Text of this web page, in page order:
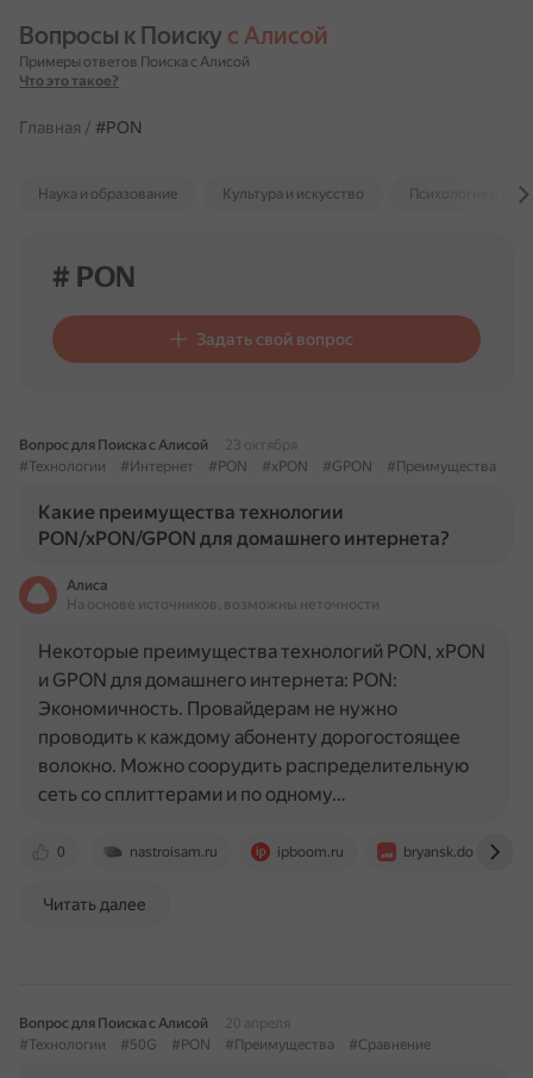
Вопросы к Поиску с Алисой
Примеры ответов Поиска с Алисой
Что это такое?
Главная / #PON
Наука и образование Культура и искусство Психология и
# PON
Задать свой вопрос
Вопрос для Поиска с Алисой
23 октября
#Технологии
#Интернет #PON #xPON #GPON #Преимущества
Какие преимущества технологии
PON/xPON/GPON для домашнего интернета?
Алиса
На основе источников, возможны неточности
0 nastroisam.ru ipboom.ru bryansk.dom.ru
Некоторые преимущества технологий PON, xPON
и GPON для домашнего интернета: PON:
Экономичность. Провайдерам не нужно
проводить к каждому абоненту дорогостоящее
волокно. Можно соорудить распределительную
сеть со сплиттерами и по одному…
Читать далее
Вопрос для Поиска с Алисой
20 апреля
#Технологии
#50G #PON #Преимущества #Сравнение